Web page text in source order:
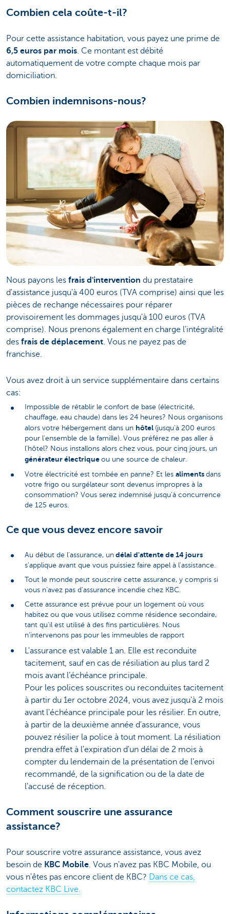
Combien cela coûte-t-il?
Pour cette assistance habitation, vous payez une prime de
6,5 euros par mois . Ce montant est débité
automatiquement de votre compte chaque mois par
domiciliation.
Combien indemnisons-nous?
Nous payons les frais d'intervention du prestataire
d'assistance jusqu'à 400 euros (TVA comprise) ainsi que les
pièces de rechange nécessaires pour réparer
provisoirement les dommages jusqu'à 100 euros (TVA
comprise). Nous prenons également en charge l'intégralité
des frais de déplacement. Vous ne payez pas de
franchise.
Vous avez droit à un service supplémentaire dans certains
cas:
Impossible de rétablir le confort de base (électricité,
chauffage, eau chaude) dans les 24 heures? Nous organisons
alors votre hébergement dans un hôtel (jusqu'à 200 euros
pour l'ensemble de la famille). Vous préférez ne pas aller à
l'hôtel? Nous installons alors chez vous, pour cinq jours, un
générateur électrique ou une source de chaleur.
Votre électricité est tombée en panne? Et les aliments dans
votre frigo ou surgélateur sont devenus impropres à la
consommation? Vous serez indemnisé jusqu'à concurrence
de 125 euros.
Ce que vous devez encore savoir
Au début de l'assurance, un délai d'attente de 14 jours
s'applique avant que vous puissiez faire appel à l'assistance.
Tout le monde peut souscrire cette assurance, y compris si
vous n'avez pas d'assurance incendie chez KBC.
Cette assurance est prévue pour un logement où vous
habitez ou que vous utilisez comme résidence secondaire,
tant qu'il est utilisé à des fins particulières. Nous
n'intervenons pas pour les immeubles de rapport
L'assurance est valable 1 an. Elle est reconduite
tacitement, sauf en cas de résiliation au plus tard 2
mois avant l’échéance principale.
Pour les polices souscrites ou reconduites tacitement
à partir du 1er octobre 2024, vous avez jusqu'à 2 mois
avant l'échéance principale pour les résilier. En outre,
à partir de la deuxième année d'assurance, vous
pouvez résilier la police à tout moment. La résiliation
prendra effet à l'expiration d'un délai de 2 mois à
compter du lendemain de la présentation de l'envoi
recommandé, de la signification ou de la date de
l'accusé de réception.
Comment souscrire une assurance
assistance?
Pour souscrire votre assurance assistance, vous avez
besoin de KBC Mobile. Vous n'avez pas KBC Mobile, ou
vous n'êtes pas encore client de KBC? Dans ce cas,
contactez KBC Live.